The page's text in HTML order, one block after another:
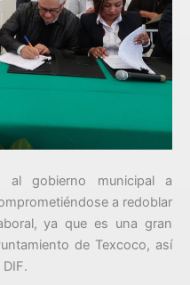
al gobierno municipal a
a redoblar
ya que es una gran
de Texcoco, así